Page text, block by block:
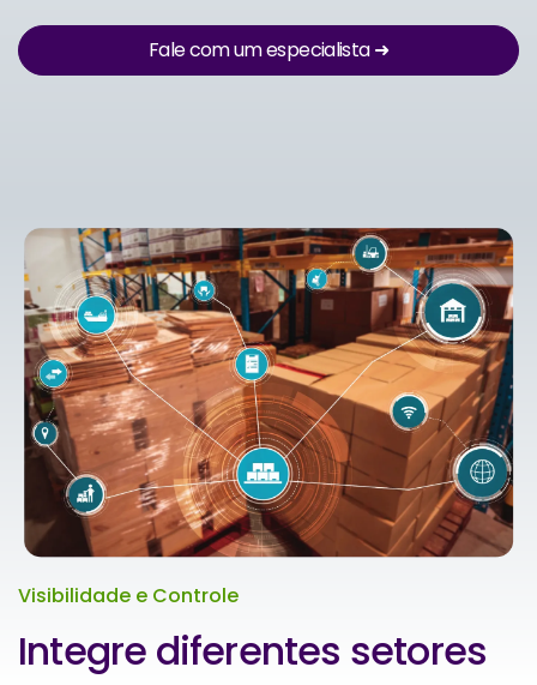
Fale com um especialista ➜
Visibilidade e Controle
Integre diferentes setores